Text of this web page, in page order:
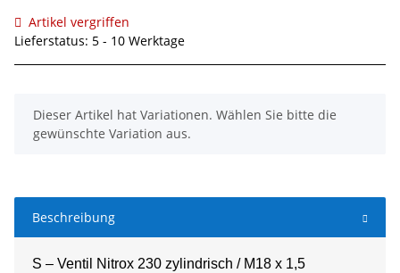
Artikel vergriffen
Lieferstatus: 5 - 10 Werktage
x
Dieser Artikel hat Variationen. Wählen Sie bitte die
gewünschte Variation aus.
Beschreibung
S – Ventil Nitrox 230 zylindrisch / M18 x 1,5